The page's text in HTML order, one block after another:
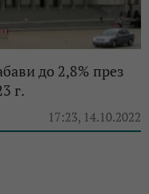
до 2,8% през
г.
17:23, 14.10.2022